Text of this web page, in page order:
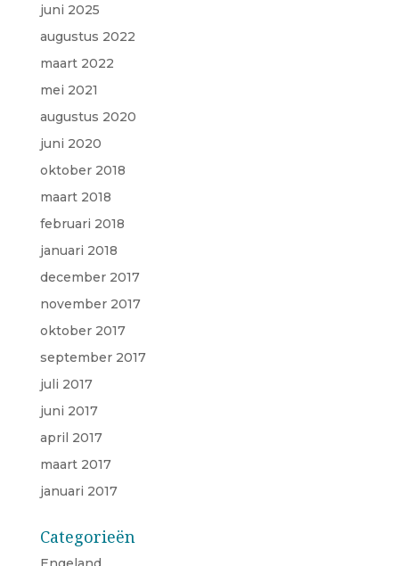
juni 2025
augustus 2022
maart 2022
mei 2021
augustus 2020
juni 2020
oktober 2018
maart 2018
februari 2018
januari 2018
december 2017
november 2017
oktober 2017
september 2017
juli 2017
juni 2017
april 2017
maart 2017
januari 2017
Categorieën